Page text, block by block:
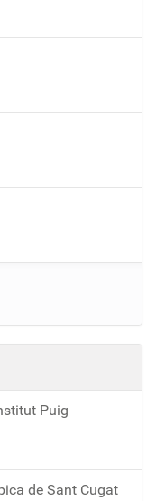
Puig
de Sant Cugat